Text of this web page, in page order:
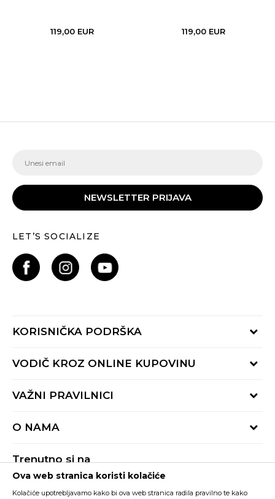
119,00 EUR 119,00 EUR
NEWSLETTER PRIJAVA
LET’S SOCIALIZE
KORISNIČKA PODRŠKA
Provjeri status porudžbine
Radno vrijeme 9-16h
VODIČ KROZ ONLINE KUPOVINU
Načini isporuke
Reklamacije
VAŽNI PRAVILNICI
Pravila Sport&Bonus programa
O NAMA
Trenutno si na
Buzz Crna Gora PROMIJENI
Ova web stranica koristi kolačiće
Kolačiće upotrebljavamo kako bi ova web stranica radila pravilno te kako